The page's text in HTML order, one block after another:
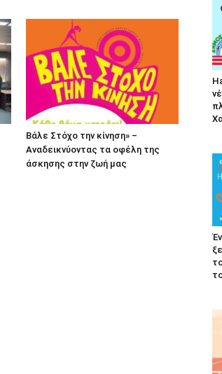
Βάλε Στόχο την κίνηση» –
Αναδεικνύοντας τα οφέλη της
άσκησης στην ζωή μας